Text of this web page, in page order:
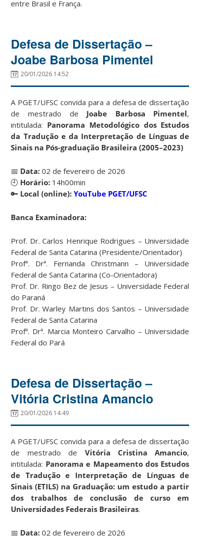
entre Brasil e França.
Defesa de Dissertação –
Joabe Barbosa Pimentel
20/01/2026 14:52
A PGET/UFSC convida para a defesa de dissertação
de mestrado de Joabe Barbosa Pimentel,
intitulada: Panorama Metodológico dos Estudos
da Tradução e da Interpretação de Línguas de
Sinais na Pós-graduação Brasileira (2005–2023)
📅 Data: 02 de fevereiro de 2026
🕘 Horário: 14h00min
🔑 Local (online): YouTube PGET/UFSC
Banca Examinadora:
Prof. Dr. Carlos Henrique Rodrigues – Universidade
Federal de Santa Catarina (Presidente/Orientador)
Profª. Drª. Fernanda Christmann – Universidade
Federal de Santa Catarina (Co-Orientadora)
Prof. Dr. Ringo Bez de Jesus – Universidade Federal
do Paraná
Prof. Dr. Warley Martins dos Santos – Universidade
Federal de Santa Catarina
Profª. Drª. Marcia Monteiro Carvalho – Universidade
Federal do Pará
Defesa de Dissertação –
Vitória Cristina Amancio
20/01/2026 14:49
A PGET/UFSC convida para a defesa de dissertação
de mestrado de Vitória Cristina Amancio,
intitulada: Panorama e Mapeamento dos Estudos
de Tradução e Interpretação de Línguas de
Sinais (ETILS) na Graduação: um estudo a partir
dos trabalhos de conclusão de curso em
Universidades Federais Brasileiras.
📅 Data: 02 de fevereiro de 2026